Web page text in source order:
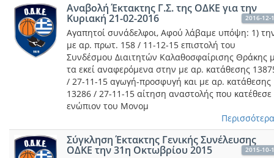
Αναβολή Έκτακτης Γ.Σ. της ΟΔΚΕ για την
Κυριακή 21-02-2016 2016-12-
Αγαπητοί συνάδελφοι, Αφού λάβαμε υπόψη: 1)
με αρ. πρωτ. 158 / 11-12-15 επιστολή του
Συνδέσμου Διαιτητών Καλαθοσφαίρισης Θράκης
τα εκεί αναφερόμενα στην με αρ. κατάθεσης
/ 27-11-15 αγωγή-προσφυγή και με αρ. κατάθεσης
13286 / 27-11-15 αίτηση αναστολής που κατέθεσε
ενώπιον του Μονομ
Σύγκληση Έκτακτης Γενικής Συνέλευσης
ΟΔΚΕ την 31η Οκτωβρίου 2015 2015-10-